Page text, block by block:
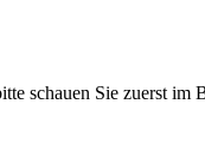
schauen Sie zuerst